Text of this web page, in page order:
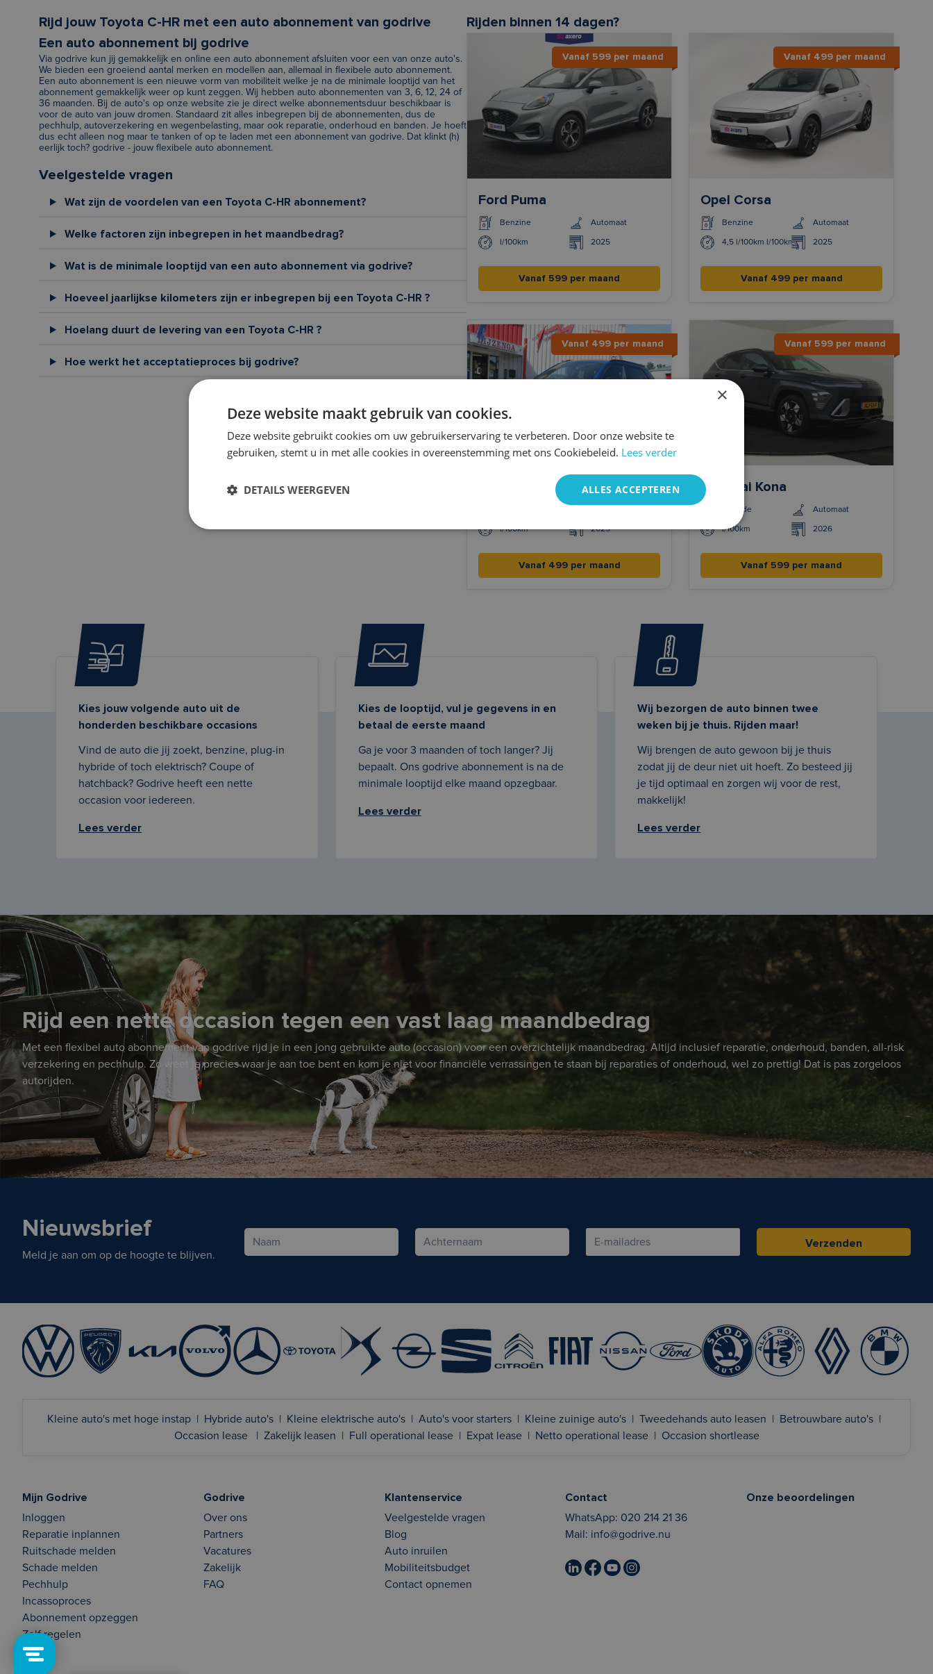
Rijd jouw Toyota C-HR met een auto abonnement van godrive
Een auto abonnement bij godrive
Via godrive kun jij gemakkelijk en online een auto abonnement afsluiten voor een van onze auto's.
We bieden een groeiend aantal merken en modellen aan, allemaal in flexibele auto abonnement.
Een auto abonnement is een nieuwe vorm van mobiliteit welke je na de minimale looptijd van het
abonnement gemakkelijk weer op kunt zeggen. Wij hebben auto abonnementen van 3, 6, 12, 24 of
36 maanden. Bij de auto's op onze website zie je direct welke abonnementsduur beschikbaar is
voor de auto van jouw dromen. Standaard zit alles inbegrepen bij de abonnementen, dus de
pechhulp, autoverzekering en wegenbelasting, maar ook reparatie, onderhoud en banden. Je hoeft
dus echt alleen nog maar te tanken of op te laden met een abonnement van godrive. Dat klinkt (h)
eerlijk toch? godrive - jouw flexibele auto abonnement.
Veelgestelde vragen
Wat zijn de voordelen van een Toyota C-HR abonnement?
Welke factoren zijn inbegrepen in het maandbedrag?
Wat is de minimale looptijd van een auto abonnement via godrive?
Hoeveel jaarlijkse kilometers zijn er inbegrepen bij een Toyota C-HR ?
Hoelang duurt de levering van een Toyota C-HR ?
Hoe werkt het acceptatieproces bij godrive?
Rijden binnen 14 dagen?
Vanaf 599 per maand
Ford Puma
Benzine Automaat
l/100km 2025
Vanaf 599 per maand
Vanaf 499 per maand
Opel Corsa
Benzine Automaat
4,5 l/100km l/100km 2025
Vanaf 499 per maand
Vanaf 499 per maand
Peugeot 2008
l/100km 2025
Vanaf 499 per maand
Vanaf 599 per maand
Hyundai Kona
Hybride Automaat
l/100km 2026
Vanaf 599 per maand
Kies jouw volgende auto uit de
honderden beschikbare occasions
Vind de auto die jij zoekt, benzine, plug-in
hybride of toch elektrisch? Coupe of
hatchback? Godrive heeft een nette
occasion voor iedereen.
Lees verder
Kies de looptijd, vul je gegevens in en
betaal de eerste maand
Ga je voor 3 maanden of toch langer? Jij
bepaalt. Ons godrive abonnement is na de
minimale looptijd elke maand opzegbaar.
Lees verder
Wij bezorgen de auto binnen twee
weken bij je thuis. Rijden maar!
Wij brengen de auto gewoon bij je thuis
zodat jij de deur niet uit hoeft. Zo besteed jij
je tijd optimaal en zorgen wij voor de rest,
makkelijk!
Lees verder
Rijd een nette occasion tegen een vast laag maandbedrag
Met een flexibel auto abonnement van godrive rijd je in een jong gebruikte auto (occasion) voor een overzichtelijk maandbedrag. Altijd inclusief reparatie, onderhoud, banden, all-risk
verzekering en pechhulp. Zo weet je precies waar je aan toe bent en kom je niet voor financiële verrassingen te staan bij reparaties of onderhoud, wel zo prettig! Dat is pas zorgeloos
autorijden.
Nieuwsbrief
Meld je aan om op de hoogte te blijven.
Verzenden
Kleine auto's met hoge instap Hybride auto's Kleine elektrische auto's Auto's voor starters Kleine zuinige auto's Tweedehands auto leasen Betrouwbare auto's
Occasion lease
Zakelijk leasen Full operational lease Expat lease Netto operational lease Occasion shortlease
Mijn Godrive
Inloggen
Reparatie inplannen
Ruitschade melden
Schade melden
Pechhulp
Incassoproces
Abonnement opzeggen
Zelf regelen
Godrive
Over ons
Partners
Vacatures
Zakelijk
FAQ
Klantenservice
Veelgestelde vragen
Blog
Auto inruilen
Mobiliteitsbudget
Contact opnemen
Contact
WhatsApp: 020 214 21 36
Mail: info@godrive.nu
Onze beoordelingen
×
Deze website maakt gebruik van cookies.
Deze website gebruikt cookies om uw gebruikerservaring te verbeteren. Door onze website te
gebruiken, stemt u in met alle cookies in overeenstemming met ons Cookiebeleid. Lees verder
ALLES ACCEPTEREN
DETAILS WEERGEVEN